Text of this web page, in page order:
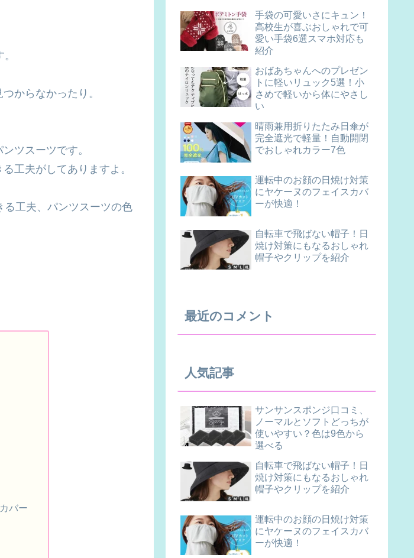
からなかったり。
ツスーツです。
る工夫がしてありますよ。
工夫、パンツスーツの色
バー
手袋の可愛いさにキュン！
高校生が喜ぶおしゃれで可
愛い手袋6選スマホ対応も
紹介
おばあちゃんへのプレゼン
トに軽いリュック5選！小
さめで軽いから体にやさし
い
晴雨兼用折りたたみ日傘が
完全遮光で軽量！自動開閉
でおしゃれカラー7色
運転中のお顔の日焼け対策
にヤケーヌのフェイスカバ
ーが快適！
自転車で飛ばない帽子！日
焼け対策にもなるおしゃれ
帽子やクリップを紹介
最近のコメント
人気記事
サンサンスポンジ口コミ、
ノーマルとソフトどっちが
使いやすい？色は9色から
選べる
自転車で飛ばない帽子！日
焼け対策にもなるおしゃれ
帽子やクリップを紹介
運転中のお顔の日焼け対策
にヤケーヌのフェイスカバ
ーが快適！